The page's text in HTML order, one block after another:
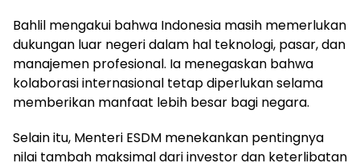
Bahlil mengakui bahwa Indonesia masih memerlukan
dukungan luar negeri dalam hal teknologi, pasar, dan
manajemen profesional. Ia menegaskan bahwa
kolaborasi internasional tetap diperlukan selama
memberikan manfaat lebih besar bagi negara.
Selain itu, Menteri ESDM menekankan pentingnya
nilai tambah maksimal dari investor dan keterlibatan